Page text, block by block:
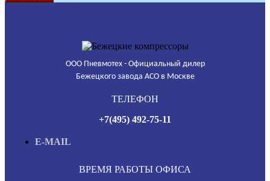
ООО Пневмотех - Официальный дилер
Бежецкого завода АСО в Москве
ТЕЛЕФОН
+7(495) 492-75-11
E-MAIL
ВРЕМЯ РАБОТЫ ОФИСА